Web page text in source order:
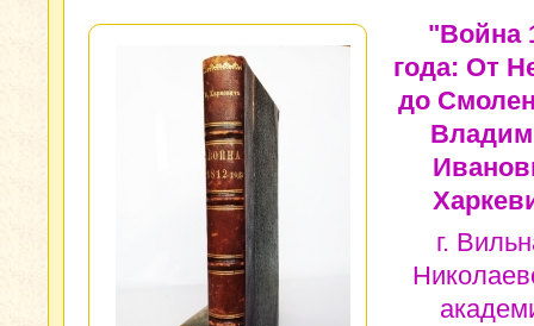
"Война
года: От
до
г.